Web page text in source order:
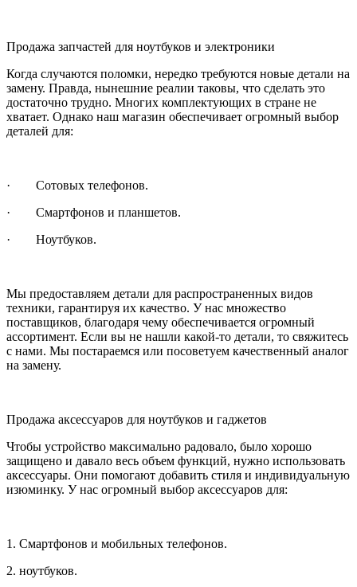
Продажа запчастей для ноутбуков и электроники
Когда случаются поломки, нередко требуются новые детали на
замену. Правда, нынешние реалии таковы, что сделать это
достаточно трудно. Многих комплектующих в стране не
хватает. Однако наш магазин обеспечивает огромный выбор
деталей для:
· Сотовых телефонов.
· Смартфонов и планшетов.
· Ноутбуков.
Мы предоставляем детали для распространенных видов
техники, гарантируя их качество. У нас множество
поставщиков, благодаря чему обеспечивается огромный
ассортимент. Если вы не нашли какой-то детали, то свяжитесь
с нами. Мы постараемся или посоветуем качественный аналог
на замену.
Продажа аксессуаров для ноутбуков и гаджетов
Чтобы устройство максимально радовало, было хорошо
защищено и давало весь объем функций, нужно использовать
аксессуары. Они помогают добавить стиля и индивидуальную
изюминку. У нас огромный выбор аксессуаров для:
1. Смартфонов и мобильных телефонов.
2. ноутбуков.